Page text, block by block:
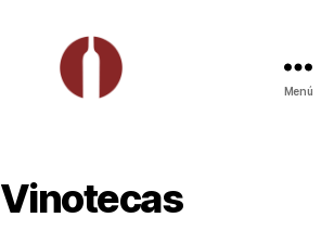
Menú
Vinotecas